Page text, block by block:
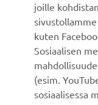
ASIAKASTUKI
UUTISKIRJE
Ole ensimmäinen,
erikoistapahtumista,
joille
kuten
Sosiaalisen
(esim.
sosiaalisessa